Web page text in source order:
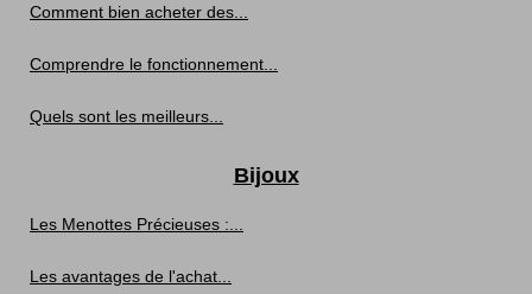
Comment bien acheter des...
Comprendre le fonctionnement...
Quels sont les meilleurs...
Bijoux
Les Menottes Précieuses :...
Les avantages de l'achat...